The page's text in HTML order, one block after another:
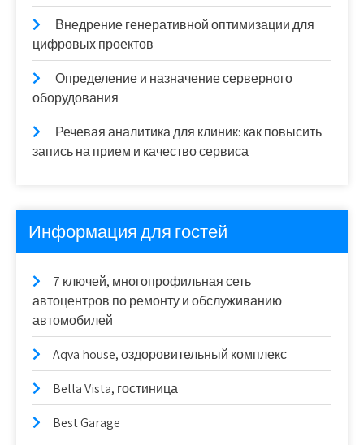
Внедрение генеративной оптимизации для
цифровых проектов
Определение и назначение серверного
оборудования
Речевая аналитика для клиник: как повысить
запись на прием и качество сервиса
Информация для гостей
7 ключей, многопрофильная сеть
автоцентров по ремонту и обслуживанию
автомобилей
Aqva house, оздоровительный комплекс
Bella Vista, гостиница
Best Garage